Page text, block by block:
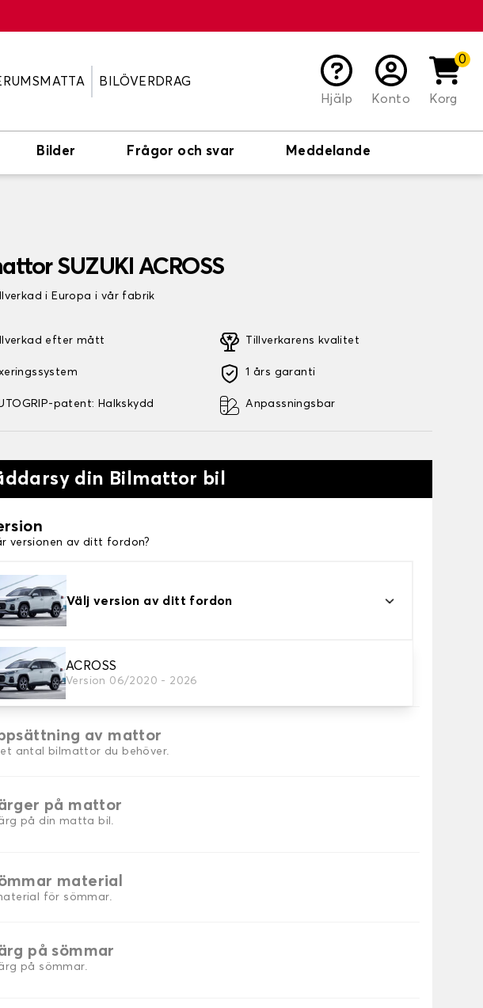
BILÖVERDRAG
Hjälp
Konto
0
Korg
Bilder Frågor och svar Meddelande
SUZUKI ACROSS
i Europa i vår fabrik
efter mått
patent: Halkskydd
Tillverkarens kvalitet
1 års garanti
Anpassningsbar
din Bilmattor bil
versionen av ditt fordon?
Välj version av ditt fordon
ACROSS
Version 06/2020 - 2026
för din bilmatta.
av mattor
antal bilmattor du behöver.
på mattor
på din matta bil.
material
för sömmar.
på sömmar
på sömmar.